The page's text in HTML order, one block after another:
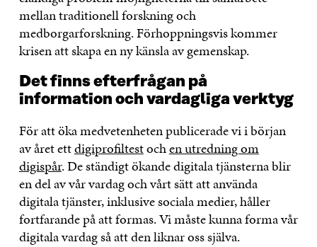
mellan traditionell forskning och
medborgarforskning. Förhoppningsvis kommer
krisen att skapa en ny känsla av gemenskap.
Det finns efterfrågan på
information och vardagliga verktyg
För att öka medvetenheten publicerade vi i början
av året ettdigiprofiltestochen utredning om
digispår. De ständigt ökande digitala tjänsterna blir
en del av vår vardag och vårt sätt att använda
digitala tjänster, inklusive sociala medier, håller
fortfarande på att formas. Vi måste kunna forma vår
digitala vardag så att den liknar oss själva.